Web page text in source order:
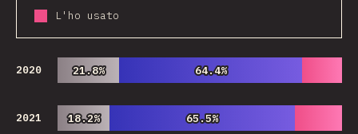
L'ho usato
2020 21.8%
21.8% 64.4%
64.4%
2021 18.2%
18.2% 65.5%
65.5%